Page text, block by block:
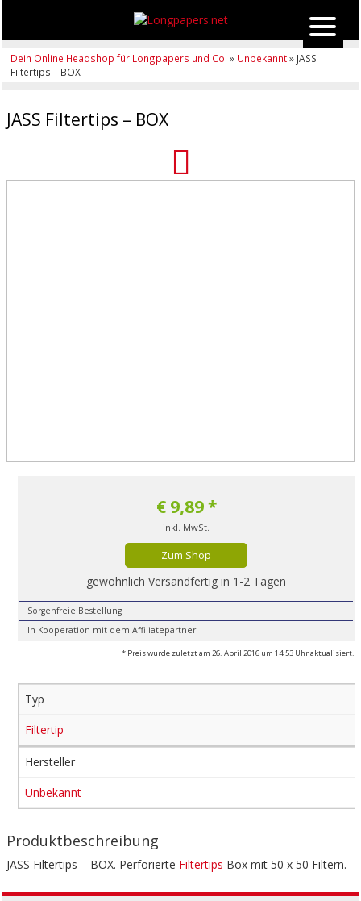
Dein Online Headshop für Longpapers und Co. » Unbekannt» JASS
Filtertips – BOX
JASS Filtertips – BOX
€ 9,89*
inkl. MwSt.
Zum Shop
gewöhnlich Versandfertig in 1-2 Tagen
Sorgenfreie Bestellung
In Kooperation mit dem Affiliatepartner
* Preis wurde zuletzt am 26. April 2016 um 14:53 Uhr aktualisiert.
Typ
Filtertip
Hersteller
Unbekannt
Produktbeschreibung
JASS Filtertips – BOX. Perforierte Filtertips Box mit 50 x 50 Filtern.